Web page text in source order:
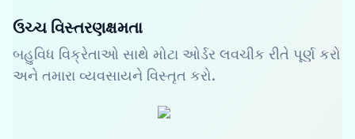
ઉચ્ચ વિસ્તરણક્ષમતા
બહુવિધ વિક્રેતાઓ સાથે મોટા ઓર્ડર લવચીક રીતે પૂર્ણ કરો
અને તમારા વ્યવસાયને વિસ્તૃત કરો.